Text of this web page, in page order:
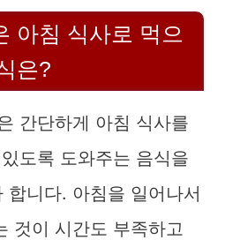
아침 식사로 먹으
은?
간단하게 아침 식사를
도록 도와주는 음식을
합니다. 아침을 일어나서
것이 시간도 부족하고